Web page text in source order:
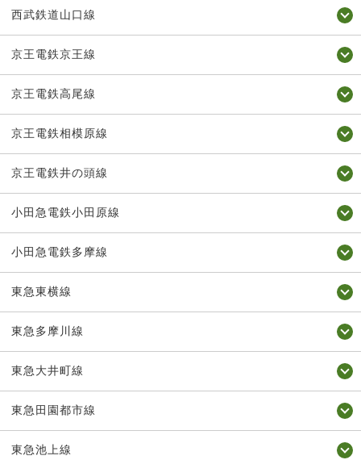
西武鉄道山口線
京王電鉄京王線
京王電鉄高尾線
京王電鉄相模原線
京王電鉄井の頭線
小田急電鉄小田原線
小田急電鉄多摩線
東急東横線
東急多摩川線
東急大井町線
東急田園都市線
東急池上線